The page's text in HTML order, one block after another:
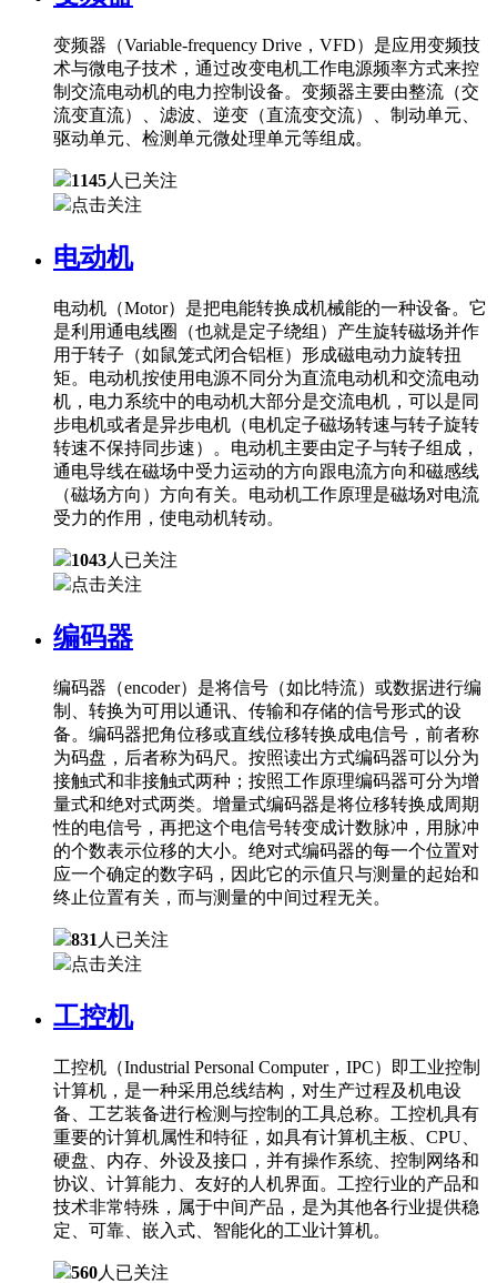
变频器（Variable-frequency Drive，VFD）是应用变频技
术与微电子技术，通过改变电机工作电源频率方式来控
制交流电动机的电力控制设备。变频器主要由整流（交
流变直流）、滤波、逆变（直流变交流）、制动单元、
驱动单元、检测单元微处理单元等组成。
1145人已关注
点击关注
电动机
电动机（Motor）是把电能转换成机械能的一种设备。它
是利用通电线圈（也就是定子绕组）产生旋转磁场并作
用于转子（如鼠笼式闭合铝框）形成磁电动力旋转扭
矩。电动机按使用电源不同分为直流电动机和交流电动
机，电力系统中的电动机大部分是交流电机，可以是同
步电机或者是异步电机（电机定子磁场转速与转子旋转
转速不保持同步速）。电动机主要由定子与转子组成，
通电导线在磁场中受力运动的方向跟电流方向和磁感线
（磁场方向）方向有关。电动机工作原理是磁场对电流
受力的作用，使电动机转动。
1043人已关注
点击关注
编码器
编码器（encoder）是将信号（如比特流）或数据进行编
制、转换为可用以通讯、传输和存储的信号形式的设
备。编码器把角位移或直线位移转换成电信号，前者称
为码盘，后者称为码尺。按照读出方式编码器可以分为
接触式和非接触式两种；按照工作原理编码器可分为增
量式和绝对式两类。增量式编码器是将位移转换成周期
性的电信号，再把这个电信号转变成计数脉冲，用脉冲
的个数表示位移的大小。绝对式编码器的每一个位置对
应一个确定的数字码，因此它的示值只与测量的起始和
终止位置有关，而与测量的中间过程无关。
831 人已关注
点击关注
工控机
工控机（Industrial Personal Computer，IPC）即工业控制
计算机，是一种采用总线结构，对生产过程及机电设
备、工艺装备进行检测与控制的工具总称。工控机具有
重要的计算机属性和特征，如具有计算机主板、CPU、
硬盘、内存、外设及接口，并有操作系统、控制网络和
协议、计算能力、友好的人机界面。工控行业的产品和
技术非常特殊，属于中间产品，是为其他各行业提供稳
定、可靠、嵌入式、智能化的工业计算机。
560人已关注